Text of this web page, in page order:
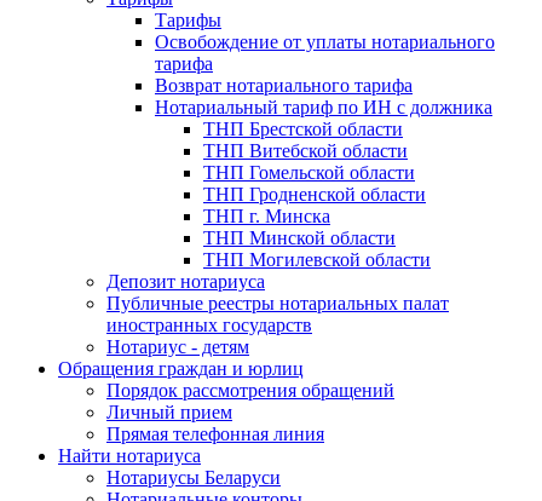
Тарифы
Освобождение от уплаты нотариального
тарифа
Возврат нотариального тарифа
Нотариальный тариф по ИН с должника
ТНП Брестской области
ТНП Витебской области
ТНП Гомельской области
ТНП Гродненской области
ТНП г. Минска
ТНП Минской области
ТНП Могилевской области
Депозит нотариуса
Публичные реестры нотариальных палат
иностранных государств
Нотариус - детям
Обращения граждан и юрлиц
Порядок рассмотрения обращений
Личный прием
Прямая телефонная линия
Найти нотариуса
Нотариусы Беларуси